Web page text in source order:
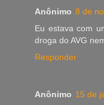
Anônimo 8 de
Eu estava com
droga do AVG
Responder
Anônimo 15 de